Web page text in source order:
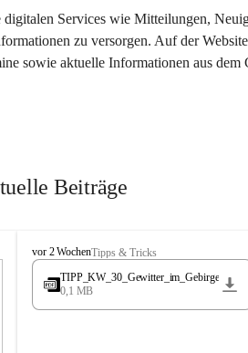
Services wie Mitteilungen,
zu versorgen. Auf der
sowie aktuelle Informationen aus
Beiträge
L
a
e
vor 2 WochenTipps & Tricks
TIPP_KW_30_Gewitter_im_Gebirge
0,1 MB